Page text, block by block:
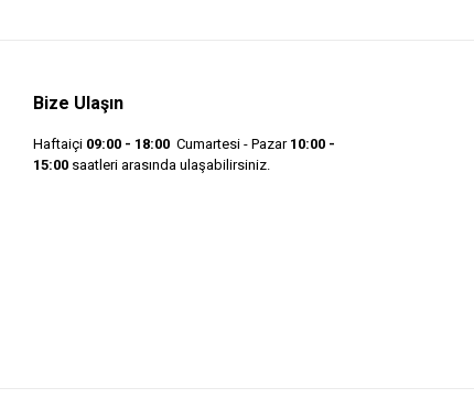
Bize Ulaşın
Haftaiçi 09:00 - 18:00 Cumartesi - Pazar 10:00 -
15:00 saatleri arasında ulaşabilirsiniz.